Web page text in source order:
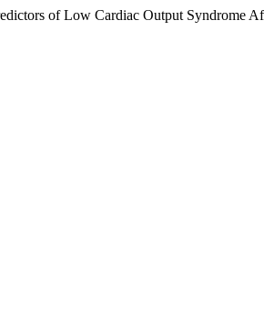
of Low Cardiac Output Syndrome